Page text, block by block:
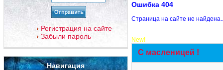
Регистрация на сайте
Забыли пароль
Навигация
Ошибка 404
Страница на сайте не
New!
С масленицей !